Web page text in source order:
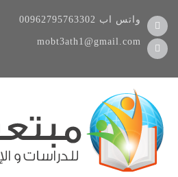
00962795763302 واتس اب
mobt3ath1@gmail.com